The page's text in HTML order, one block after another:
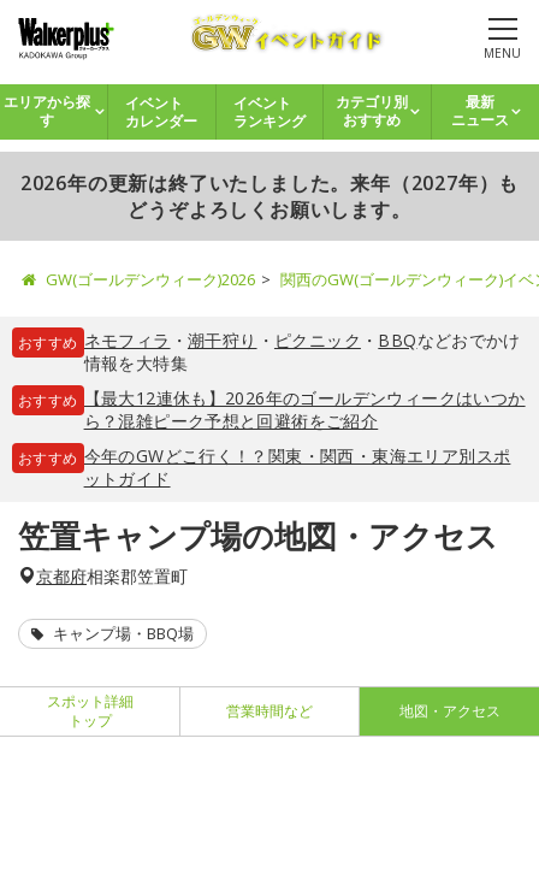
MENU
エリアから探
す
イベント
カレンダー
イベント
ランキング
カテゴリ別
おすすめ
最新
ニュース
2026年の更新は終了いたしました。来年（2027年）も
どうぞよろしくお願いします。
GW(ゴールデンウィーク)2026 関西のGW(ゴールデンウィーク)イ
おすすめ ネモフィラ ・ 潮干狩り ・ ピクニック ・ BBQなどおでかけ
情報を大特集
おすすめ
【最大12連休も】2026年のゴールデンウィークはいつか
ら？混雑ピーク予想と回避術をご紹介
おすすめ 今年のGWどこ行く！？関東・関西・東海エリア別スポ
ットガイド
笠置キャンプ場の地図・アクセス
京都府相楽郡笠置町
キャンプ場・BBQ場
スポット詳細
トップ
営業時間など 地図・アクセス